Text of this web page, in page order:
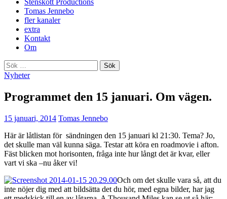
Tomas Jennebo
fler kanaler
extra
Kontakt
Om
Sök
efter:
Nyheter
Programmet den 15 januari. Om vägen.
15 januari, 2014 Tomas Jennebo
Här är låtlistan för sändningen den 15 januari kl 21:30. Tema? Jo,
det skulle man väl kunna säga. Testar att köra en roadmovie i afton.
Fäst blicken mot horisonten, fråga inte hur långt det är kvar, eller
vart vi ska –nu åker vi!
Och om det skulle vara så, att du
inte nöjer dig med att bildsätta det du hör, med egna bilder, har jag